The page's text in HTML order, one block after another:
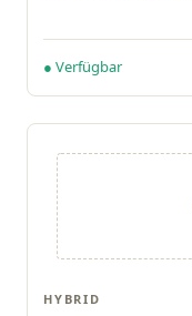
● Verfügbar
HYBRID